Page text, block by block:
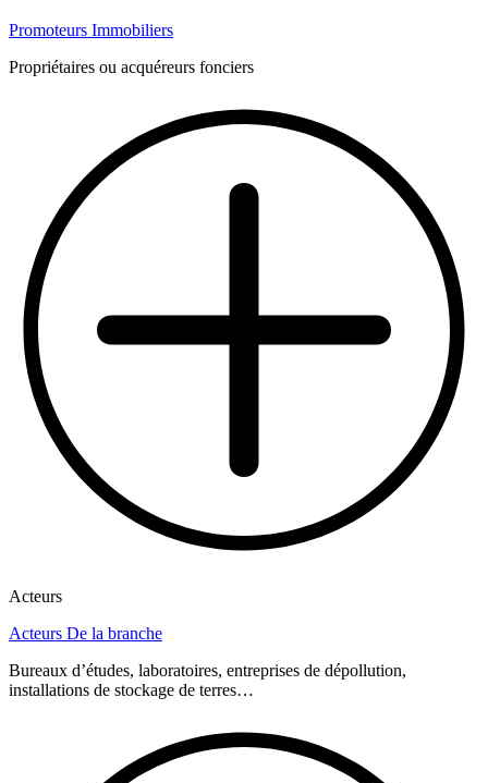
Promoteurs Immobiliers
Propriétaires ou acquéreurs fonciers
Acteurs
Acteurs De la branche
Bureaux d’études, laboratoires, entreprises de dépollution,
installations de stockage de terres…